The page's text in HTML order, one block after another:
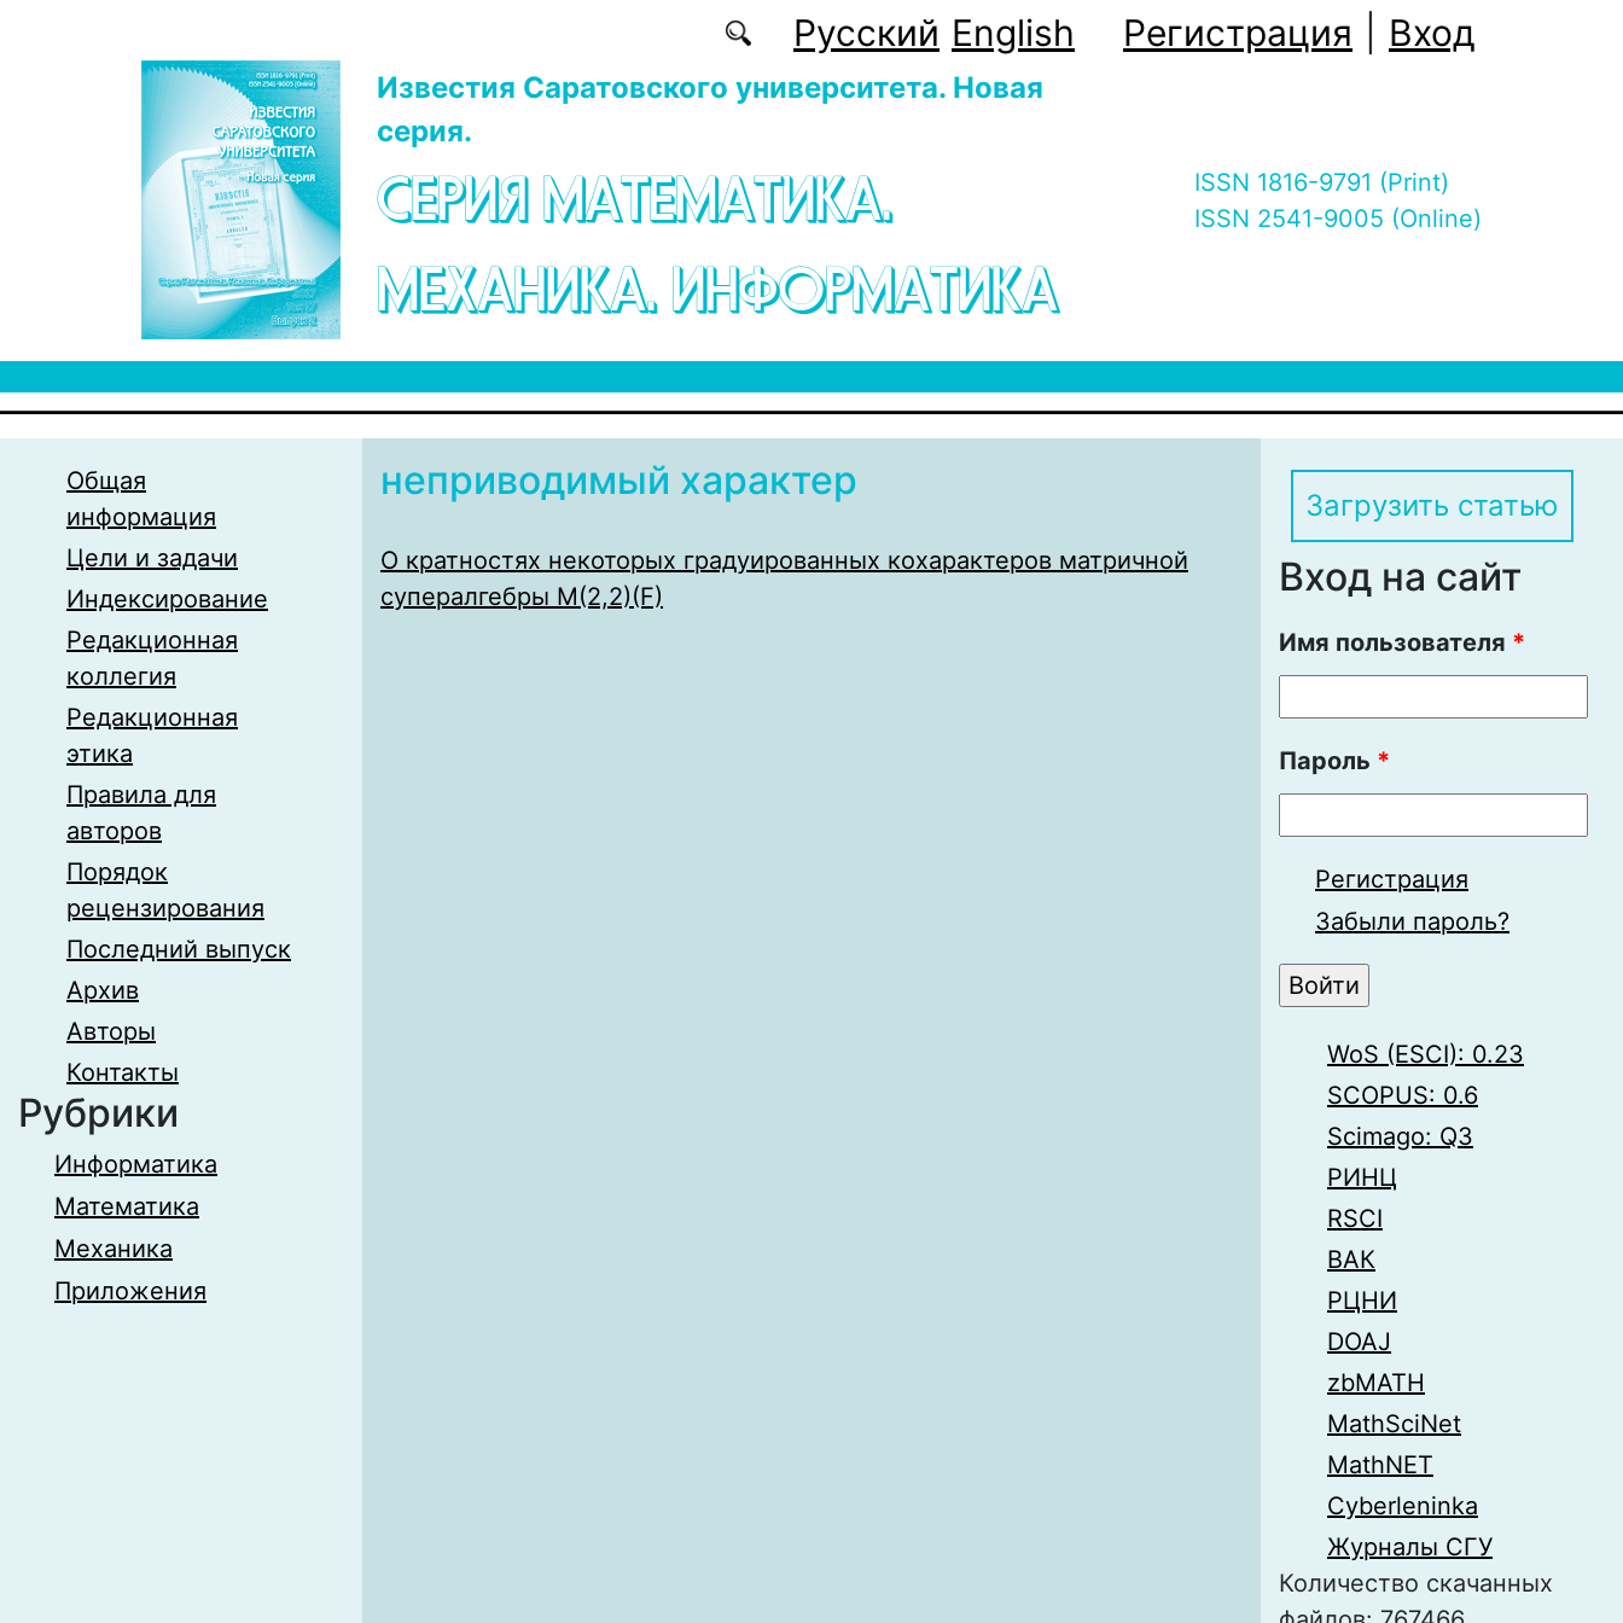
Русский English Регистрация Вход
Известия Саратовского университета. Новая
серия.
СЕРИЯ МАТЕМАТИКА.
МЕХАНИКА. ИНФОРМАТИКА
ISSN 1816-9791 (Print)
ISSN 2541-9005 (Online)
Общая
информация
Цели и задачи
Индексирование
Редакционная
коллегия
Редакционная
этика
Правила для
авторов
Порядок
рецензирования
Последний выпуск
Архив
Авторы
Контакты
Рубрики
Информатика
Математика
Механика
Приложения
неприводимый характер
О кратностях некоторых градуированных кохарактеров матричной
супералгебры M(2,2)(F)
Загрузить статью
Вход на сайт
Имя пользователя *
Пароль *
Регистрация
Забыли пароль?
WoS (ESCI): 0.23
SCOPUS: 0.6
Scimago: Q3
РИНЦ
RSCI
ВАК
РЦНИ
DOAJ
zbMATH
MathSciNet
MathNET
Cyberleninka
Журналы СГУ
Количество скачанных